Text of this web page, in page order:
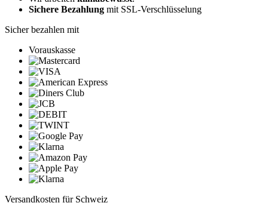
Sichere Bezahlung mit SSL-Verschlüsselung
Sicher bezahlen mit
Vorauskasse
Versandkosten für Schweiz